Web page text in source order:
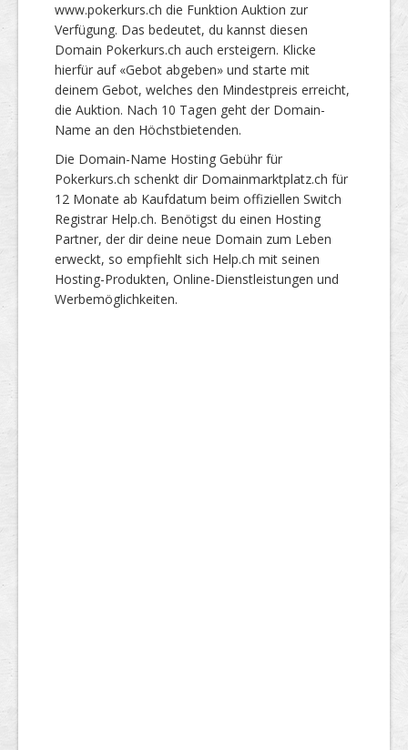
www.pokerkurs.ch die Funktion Auktion zur
Verfügung. Das bedeutet, du kannst diesen
Domain Pokerkurs.ch auch ersteigern. Klicke
hierfür auf «Gebot abgeben» und starte mit
deinem Gebot, welches den Mindestpreis erreicht,
die Auktion. Nach 10 Tagen geht der Domain-
Name an den Höchstbietenden.
Die Domain-Name Hosting Gebühr für
Pokerkurs.ch schenkt dir Domainmarktplatz.ch für
12 Monate ab Kaufdatum beim offiziellen Switch
Registrar Help.ch. Benötigst du einen Hosting
Partner, der dir deine neue Domain zum Leben
erweckt, so empfiehlt sich Help.ch mit seinen
Hosting-Produkten, Online-Dienstleistungen und
Werbemöglichkeiten.